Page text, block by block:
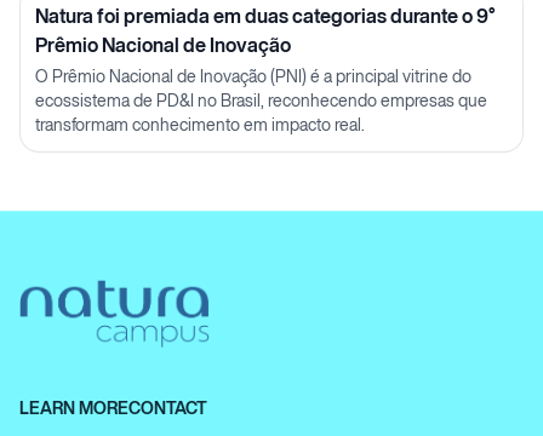
Natura foi premiada em duas categorias durante o 9°
Prêmio Nacional de Inovação
O Prêmio Nacional de Inovação (PNI) é a principal vitrine do
ecossistema de PD&I no Brasil, reconhecendo empresas que
transformam conhecimento em impacto real.
LEARN MORECONTACT